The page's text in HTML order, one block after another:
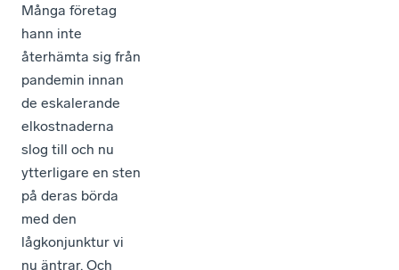
Många företag
hann inte
återhämta sig från
pandemin innan
de eskalerande
elkostnaderna
slog till och nu
ytterligare en sten
på deras börda
med den
lågkonjunktur vi
nu äntrar. Och